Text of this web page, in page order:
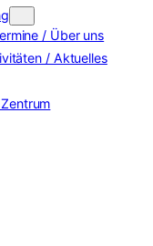
/ Über uns
/ Aktuelles